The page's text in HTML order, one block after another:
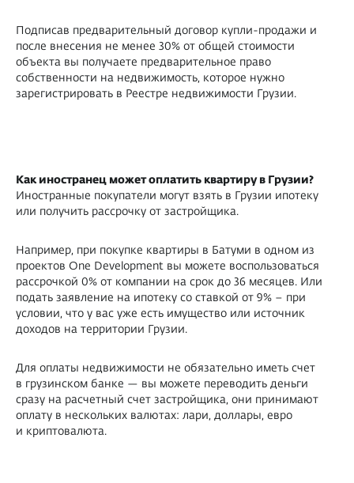
Подписав предварительный договор купли-продажи и
после внесения не менее 30% от общей стоимости
объекта вы получаете предварительное право
собственности на недвижимость, которое нужно
зарегистрировать в Реестре недвижимости Грузии.
Как иностранец может оплатить квартиру в Грузии?
Иностранные покупатели могут взять в Грузии ипотеку
или получить рассрочку от застройщика.
Например, при покупке квартиры в Батуми в одном из
проектов One Development вы можете воспользоваться
рассрочкой 0% от компании на срок до 36 месяцев. Или
подать заявление на ипотеку со ставкой от 9% – при
условии, что у вас уже есть имущество или источник
доходов на территории Грузии.
Для оплаты недвижимости не обязательно иметь счет
в грузинском банке — вы можете переводить деньги
сразу на расчетный счет застройщика, они принимают
оплату в нескольких валютах: лари, доллары, евро
и криптовалюта.